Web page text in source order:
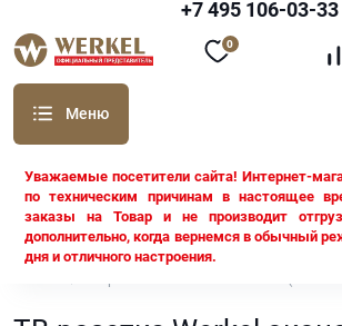
+7 495 106-03-33
Уважаемые посетители сайта! Интернет-
по техническим причинам в настоящее
заказы на Товар и не производит
дополнительно, когда вернемся в обычный
дня и отличного настроения.
0